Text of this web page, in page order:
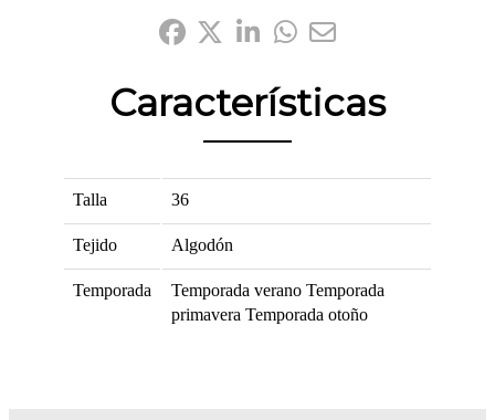
Características
Talla 36
Tejido Algodón
Temporada Temporada verano Temporada
primavera Temporada otoño